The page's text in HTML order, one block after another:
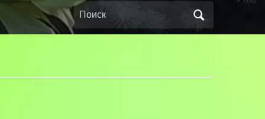
Поиск
по: